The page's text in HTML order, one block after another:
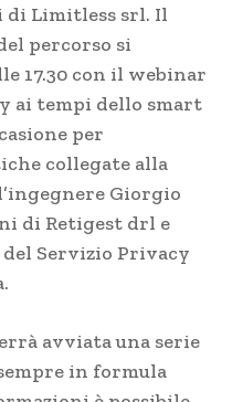
di Limitless srl. Il
percorso si
17.30 con il webinar
ai tempi dello smart
per
collegate alla
Giorgio
di Retigest drl e
Servizio Privacy
avviata una serie
in formula